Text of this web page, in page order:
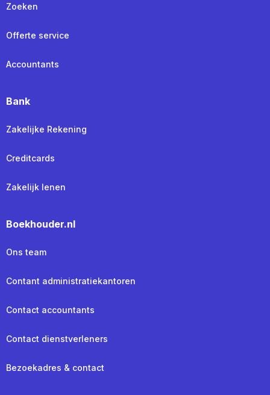
Zoeken
Offerte service
Accountants
Bank
Zakelijke Rekening
Creditcards
Zakelijk lenen
Boekhouder.nl
Ons team
Contant administratiekantoren
Contact accountants
Contact dienstverleners
Bezoekadres & contact